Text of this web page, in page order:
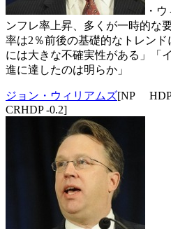
・
ンフレ率上昇、多くが一時的な
率は2％前後の基礎的なトレン
には大きな不確実性がある」「
進に達したのは明らか」
ジョン・ウィリアムズ[NP HDP
CRHDP -0.2]